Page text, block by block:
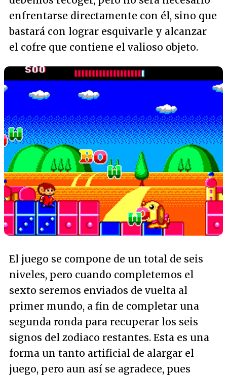
enfrentarse directamente con él, sino que
bastará con lograr esquivarle y alcanzar
el cofre que contiene el valioso objeto.
El juego se compone de un total de seis
niveles, pero cuando completemos el
sexto seremos enviados de vuelta al
primer mundo, a fin de completar una
segunda ronda para recuperar los seis
signos del zodiaco restantes. Esta es una
forma un tanto artificial de alargar el
juego, pero aun así se agradece, pues